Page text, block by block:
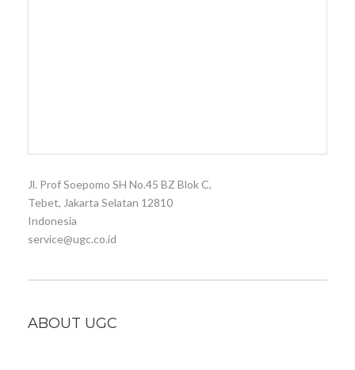
Jl. Prof Soepomo SH No.45 BZ Blok C,
Tebet, Jakarta Selatan 12810
Indonesia
service@ugc.co.id
ABOUT UGC